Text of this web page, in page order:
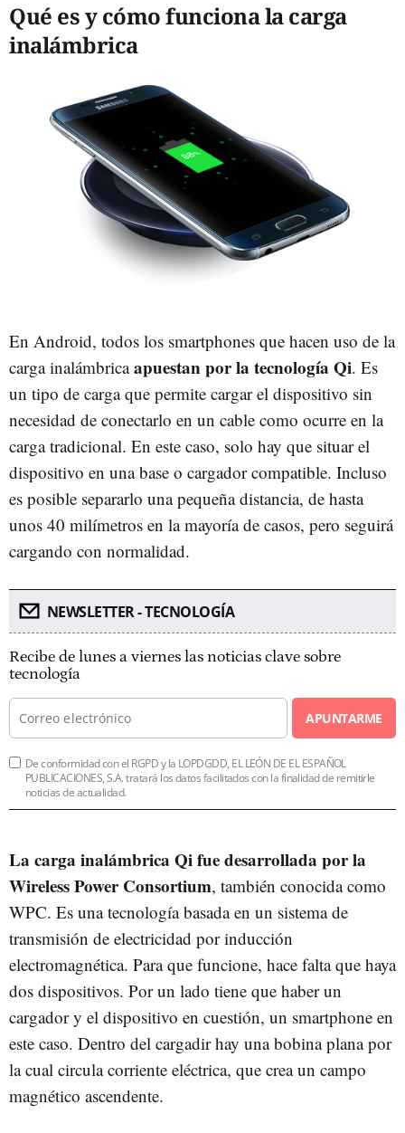
Qué es y cómo funciona la carga
inalámbrica
En Android, todos los smartphones que hacen uso de la
carga inalámbricaapuestan por la tecnología Qi. Es
un tipo de carga que permite cargar el dispositivo sin
necesidad de conectarlo en un cable como ocurre en la
carga tradicional. En este caso, solo hay que situar el
dispositivo en una base o cargador compatible. Incluso
es posible separarlo una pequeña distancia, de hasta
unos 40 milímetros en la mayoría de casos, pero seguirá
cargando con normalidad.
NEWSLETTER - TECNOLOGÍA
Recibe de lunes a viernes las noticias clave sobre
tecnología
APUNTARME
De conformidad con el RGPD y la LOPDGDD, EL LEÓN DE EL ESPAÑOL
PUBLICACIONES, S.A. tratará los datos facilitados con la finalidad de remitirle
noticias de actualidad.
La carga inalámbrica Qi fue desarrollada por la
Wireless Power Consortium, también conocida como
WPC. Es una tecnología basada en un sistema de
transmisión de electricidad por inducción
electromagnética. Para que funcione, hace falta que haya
dos dispositivos. Por un lado tiene que haber un
cargador y el dispositivo en cuestión, un smartphone en
este caso. Dentro del cargadir hay una bobina plana por
la cual circula corriente eléctrica, que crea un campo
magnético ascendente.